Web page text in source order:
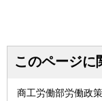
このページに
商工労働部労働政